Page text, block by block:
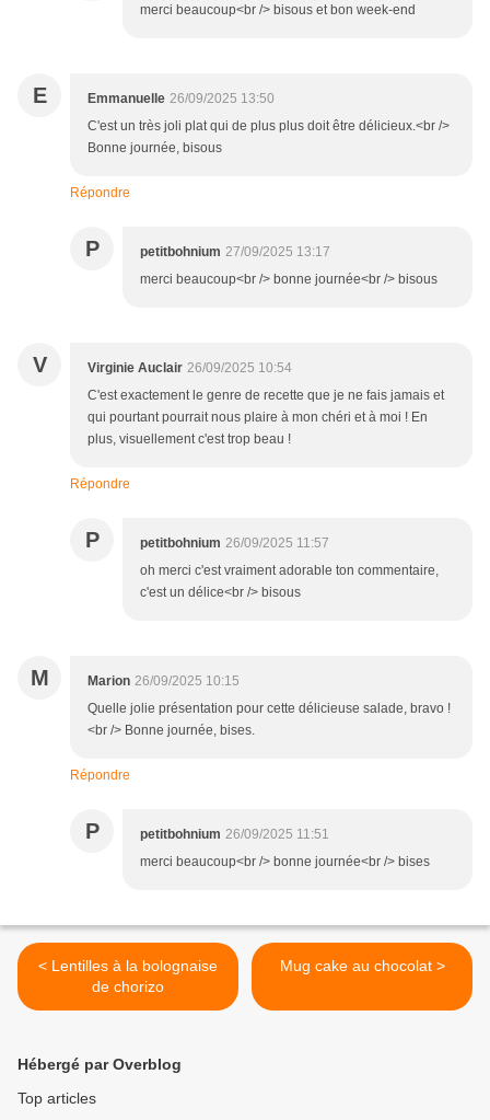
merci beaucoup<br /> bisous et bon week-end
E Emmanuelle 26/09/2025 13:50
C'est un très joli plat qui de plus plus doit être délicieux.<br />
Bonne journée, bisous
Répondre
P petitbohnium 27/09/2025 13:17
merci beaucoup<br /> bonne journée<br /> bisous
V Virginie Auclair 26/09/2025 10:54
C'est exactement le genre de recette que je ne fais jamais et
qui pourtant pourrait nous plaire à mon chéri et à moi ! En
plus, visuellement c'est trop beau !
Répondre
P petitbohnium 26/09/2025 11:57
oh merci c'est vraiment adorable ton commentaire,
c'est un délice<br /> bisous
M Marion 26/09/2025 10:15
Quelle jolie présentation pour cette délicieuse salade, bravo !
<br /> Bonne journée, bises.
Répondre
P petitbohnium 26/09/2025 11:51
merci beaucoup<br /> bonne journée<br /> bises
< Lentilles à la bolognaise
de chorizo
Mug cake au chocolat >
Hébergé par Overblog
Top articles